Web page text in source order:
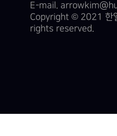
E-mail.
Copyright © 2021 한
rights reserved.